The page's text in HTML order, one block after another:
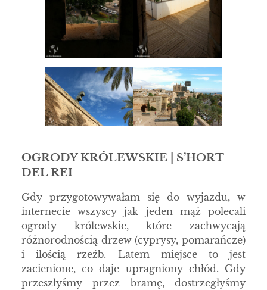
OGRODY KRÓLEWSKIE | S’HORT
DEL REI
Gdy przygotowywałam się do wyjazdu, w
internecie wszyscy jak jeden mąż polecali
ogrody królewskie, które zachwycają
różnorodnością drzew (cyprysy, pomarańcze)
i ilością rzeźb. Latem miejsce to jest
zacienione, co daje upragniony chłód. Gdy
przeszłyśmy przez bramę, dostrzegłyśmy